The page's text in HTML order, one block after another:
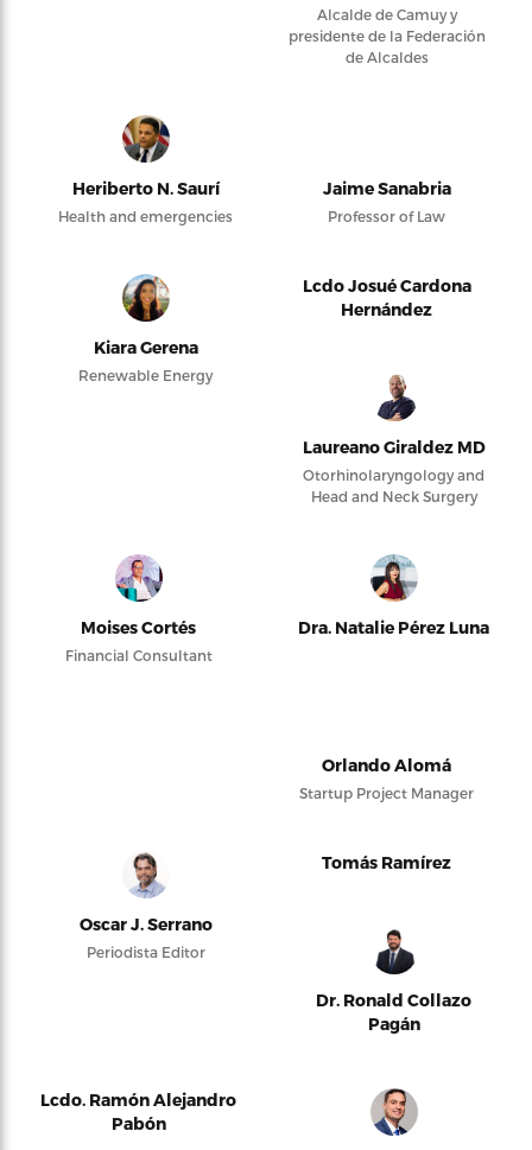
Alcalde de Camuy y
presidente de la Federación
de Alcaldes
Heriberto N. Saurí
Health and emergencies
Jaime Sanabria
Professor of Law
Kiara Gerena
Renewable Energy
Lcdo Josué Cardona
Hernández
Laureano Giraldez MD
Otorhinolaryngology and
Head and Neck Surgery
Moises Cortés
Financial Consultant
Dra. Natalie Pérez Luna
Orlando Alomá
Startup Project Manager
Oscar J. Serrano
Periodista Editor
Tomás Ramírez
Dr. Ronald Collazo
Pagán
Lcdo. Ramón Alejandro
Pabón